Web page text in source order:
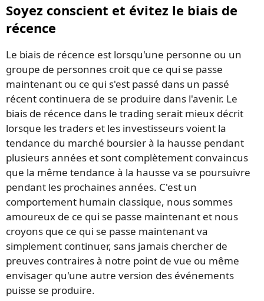
Soyez conscient et évitez le biais de
récence
Le biais de récence est lorsqu'une personne ou un
groupe de personnes croit que ce qui se passe
maintenant ou ce qui s'est passé dans un passé
récent continuera de se produire dans l'avenir. Le
biais de récence dans le trading serait mieux décrit
lorsque les traders et les investisseurs voient la
tendance du marché boursier à la hausse pendant
plusieurs années et sont complètement convaincus
que la même tendance à la hausse va se poursuivre
pendant les prochaines années. C'est un
comportement humain classique, nous sommes
amoureux de ce qui se passe maintenant et nous
croyons que ce qui se passe maintenant va
simplement continuer, sans jamais chercher de
preuves contraires à notre point de vue ou même
envisager qu'une autre version des événements
puisse se produire.